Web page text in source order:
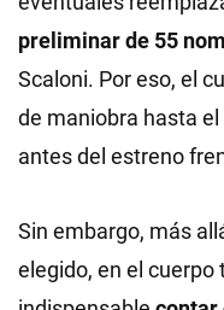
preliminar de 55
Scaloni. Por eso, el
de maniobra hasta
antes del estreno
Sin embargo, más
elegido, en el cuerpo